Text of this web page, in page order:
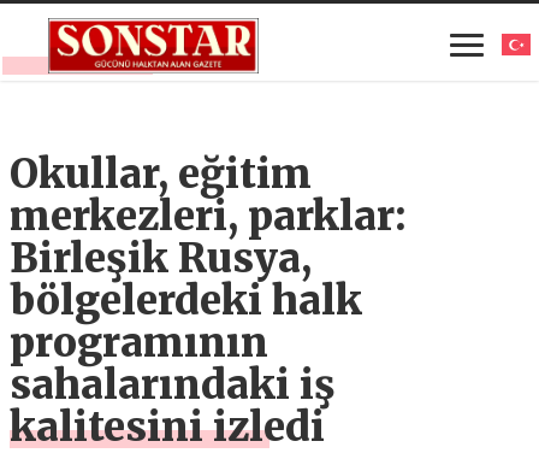
Okullar, eğitim
merkezleri, parklar:
Birleşik Rusya,
bölgelerdeki halk
programının
sahalarındaki iş
kalitesini izledi